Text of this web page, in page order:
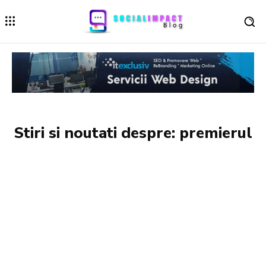
Stiri si noutati despre: premierul